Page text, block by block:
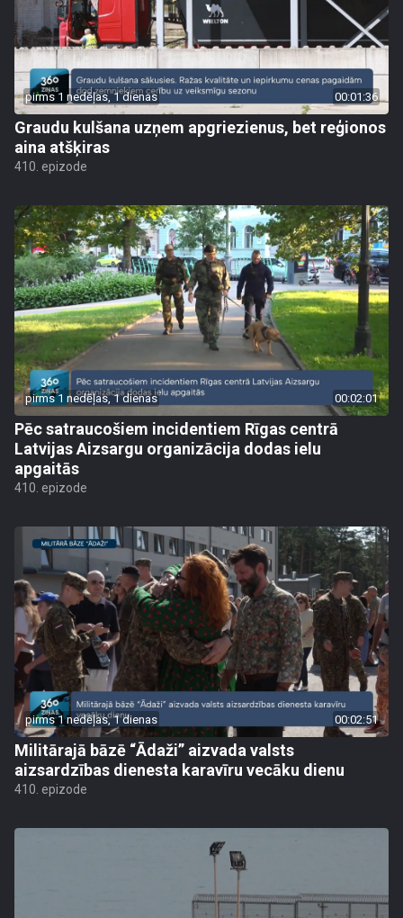
pirms 1 nedēļas, 1 dienas 00:01:36
Graudu kulšana uzņem apgriezienus, bet reģionos
aina atšķiras
410. epizode
pirms 1 nedēļas, 1 dienas 00:02:01
Pēc satraucošiem incidentiem Rīgas centrā
Latvijas Aizsargu organizācija dodas ielu
apgaitās
410. epizode
pirms 1 nedēļas, 1 dienas 00:02:51
Militārajā bāzē “Ādaži” aizvada valsts
aizsardzības dienesta karavīru vecāku dienu
410. epizode